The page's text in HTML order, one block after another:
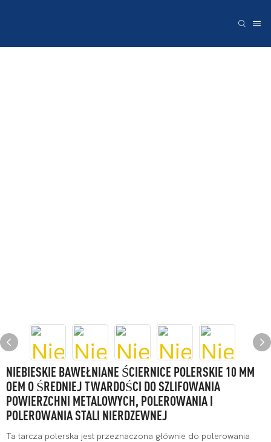
NIEBIESKIE BAWEŁNIANE ŚCIERNICE POLERSKIE 10 MM
OEM O ŚREDNIEJ TWARDOŚCI DO SZLIFOWANIA
POWIERZCHNI METALOWYCH, POLEROWANIA I
POLEROWANIA STALI NIERDZEWNEJ
Ta tarcza polerska jest przeznaczona głównie do polerowania